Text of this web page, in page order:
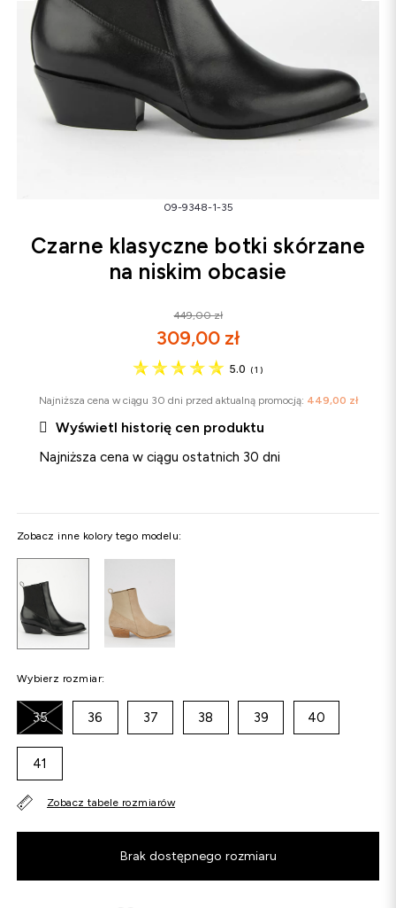
09-9348-1-35
Czarne klasyczne botki skórzane
na niskim obcasie
449,00 zł
309,00 zł
5.0 ( 1 )
Najniższa cena w ciągu 30 dni przed aktualną promocją: 449,00 zł
 Wyświetl historię cen produktu
Najniższa cena w ciągu ostatnich 30 dni
Zobacz inne kolory tego modelu:
Wybierz rozmiar:
35 36 37 38 39 40
41
Zobacz tabele rozmiarów
Brak dostępnego rozmiaru
Śniegowce
Sandały
Klapki
Klapki
Śniegowce
Baleriny